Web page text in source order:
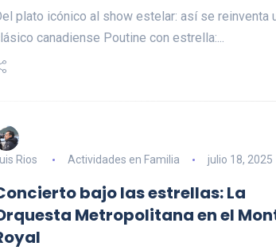
plato icónico al show estelar: así se reinventa
canadiense Poutine con estrella:...
Luis Rios Actividades en Familia julio 18, 2025
bajo las estrellas: La
Metropolitana en el